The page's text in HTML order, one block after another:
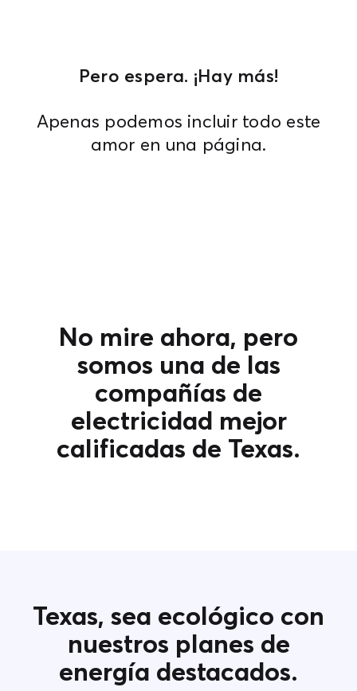
Pero espera. ¡Hay más!
Apenas podemos incluir todo este
amor en una página.
No mire ahora, pero
somos una de las
compañías de
electricidad mejor
calificadas de Texas.
Texas, sea ecológico con
nuestros planes de
energía destacados.